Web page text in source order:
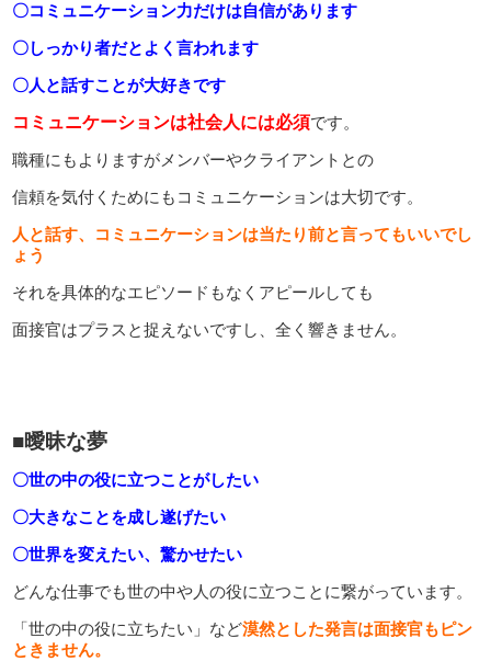
〇コミュニケーション力だけは自信があります
〇しっかり者だとよく言われます
〇人と話すことが大好きです
コミュニケーションは社会人には必須です。
職種にもよりますがメンバーやクライアントとの
信頼を気付くためにもコミュニケーションは大切です。
人と話す、コミュニケーションは当たり前と言ってもいいでし
ょう
それを具体的なエピソードもなくアピールしても
面接官はプラスと捉えないですし、全く響きません。
■曖昧な夢
〇世の中の役に立つことがしたい
〇大きなことを成し遂げたい
〇世界を変えたい、驚かせたい
どんな仕事でも世の中や人の役に立つことに繋がっています。
「世の中の役に立ちたい」など漠然とした発言は面接官もピン
ときません。